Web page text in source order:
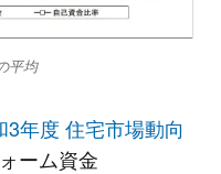
平均
3年度 住宅市場動向
ーム資金